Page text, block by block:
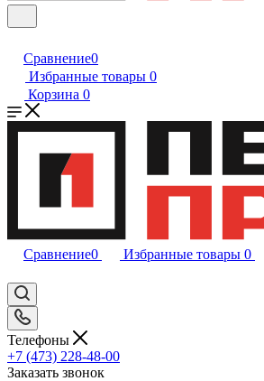
Сравнение0
Избранные товары 0
Корзина 0
Сравнение0 Избранные товары 0
Телефоны
+7 (473) 228-48-00
Заказать звонок